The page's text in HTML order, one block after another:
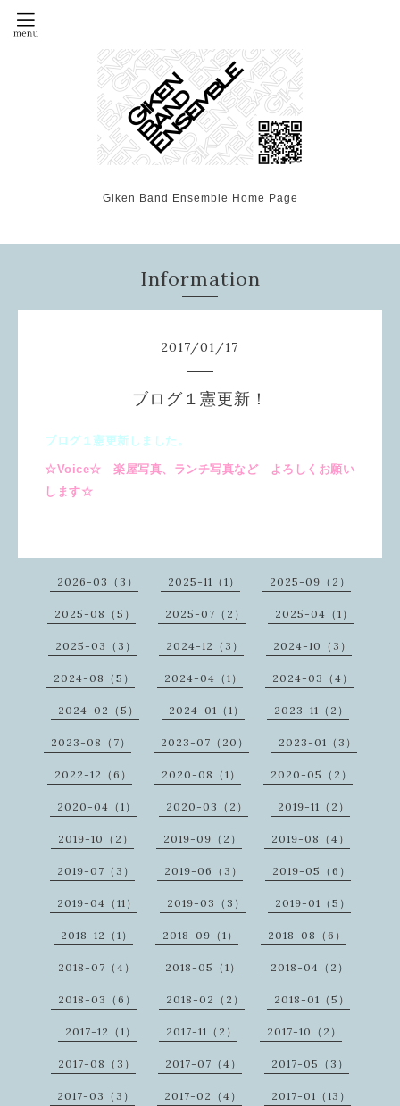
Giken Band Ensemble Home Page
Information
2017/01/17
ブログ１憲更新！
ブログ１憲更新しました。
☆Voice☆ 楽屋写真、ランチ写真など よろしくお願い
します☆
2026-03（3） 2025-11（1） 2025-09（2）
2025-08（5） 2025-07（2） 2025-04（1）
2025-03（3） 2024-12（3） 2024-10（3）
2024-08（5） 2024-04（1） 2024-03（4）
2024-02（5） 2024-01（1） 2023-11（2）
2023-08（7） 2023-07（20） 2023-01（3）
2022-12（6） 2020-08（1） 2020-05（2）
2020-04（1） 2020-03（2） 2019-11（2）
2019-10（2） 2019-09（2） 2019-08（4）
2019-07（3） 2019-06（3） 2019-05（6）
2019-04（11） 2019-03（3） 2019-01（5）
2018-12（1） 2018-09（1） 2018-08（6）
2018-07（4） 2018-05（1） 2018-04（2）
2018-03（6） 2018-02（2） 2018-01（5）
2017-12（1） 2017-11（2） 2017-10（2）
2017-08（3） 2017-07（4） 2017-05（3）
2017-03（3） 2017-02（4） 2017-01（13）